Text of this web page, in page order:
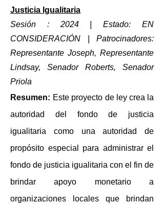
Justicia Igualitaria
Sesión : 2024 | Estado: EN
CONSIDERACIÓN
| Patrocinadores:
Representante Joseph, Representante
Lindsay, Senador Roberts, Senador
Priola
Resumen: Este proyecto de ley crea la
autoridad del fondo de justicia
igualitaria como una autoridad de
propósito especial para administrar el
fondo de justicia igualitaria con el fin de
brindar apoyo monetario a
organizaciones locales que brindan